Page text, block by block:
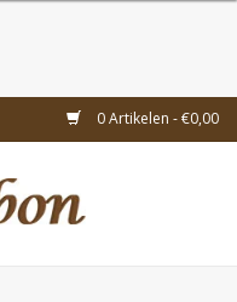
0 Artikelen - €0,00